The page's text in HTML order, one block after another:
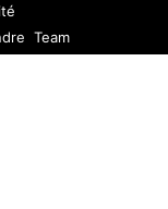
Team